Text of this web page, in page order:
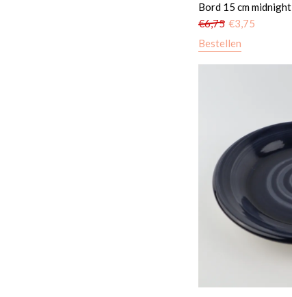
Bord 15 cm midnight
€6,75 €3,75
Bestellen